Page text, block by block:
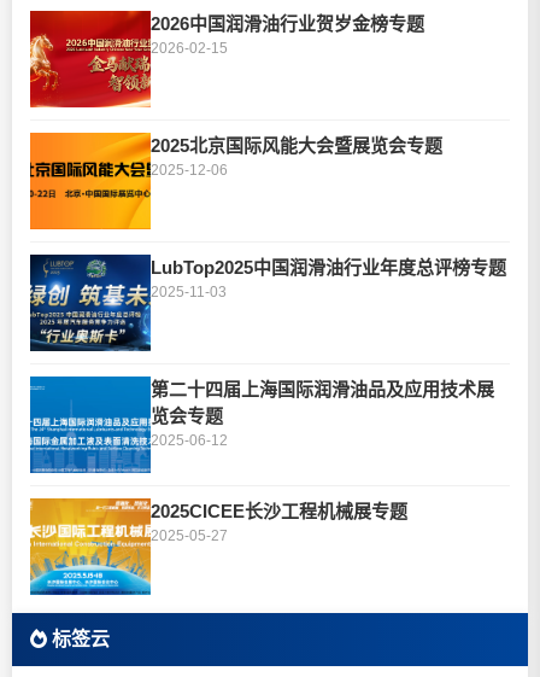
2026中国润滑油行业贺岁金榜专题
2026-02-15
2025北京国际风能大会暨展览会专题
2025-12-06
LubTop2025中国润滑油行业年度总评榜专题
2025-11-03
第二十四届上海国际润滑油品及应用技术展
览会专题
2025-06-12
2025CICEE长沙工程机械展专题
2025-05-27
标签云